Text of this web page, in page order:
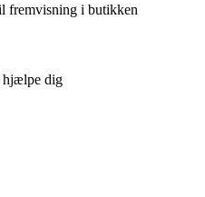
fremvisning i butikken
hjælpe dig